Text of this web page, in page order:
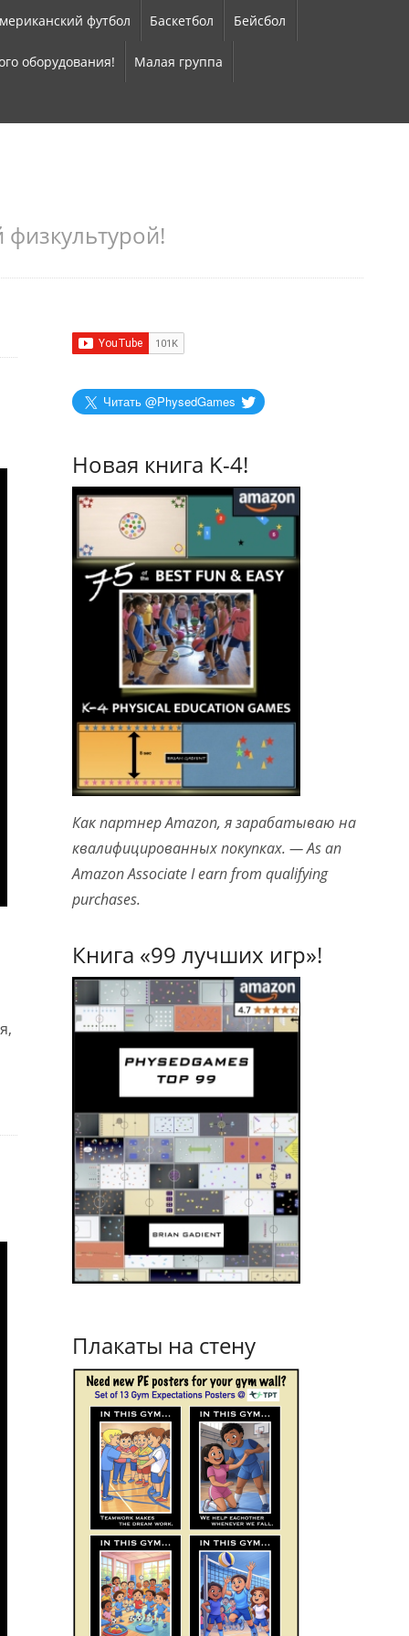
футбол Баскетбол Бейсбол
оборудования! Малая группа
Читать @PhysedGames
Новая книга K-4!
Как партнер Amazon, я зарабатываю на
квалифицированных покупках. — As an
Amazon Associate I earn from qualifying
purchases.
Книга «99 лучших игр»!
Плакаты на стену